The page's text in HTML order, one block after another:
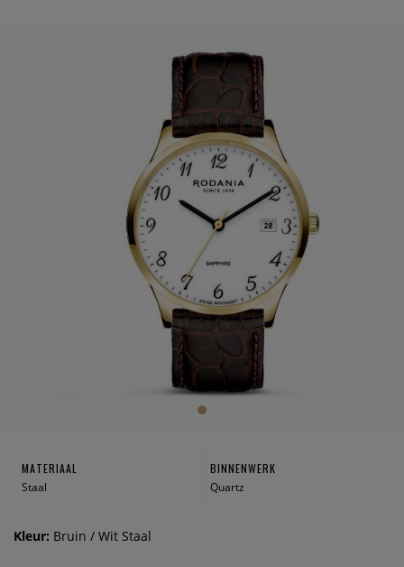
MATERIAAL
Staal
BINNENWERK
Quartz
Kleur: Bruin / Wit Staal